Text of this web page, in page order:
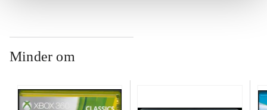
Minder om